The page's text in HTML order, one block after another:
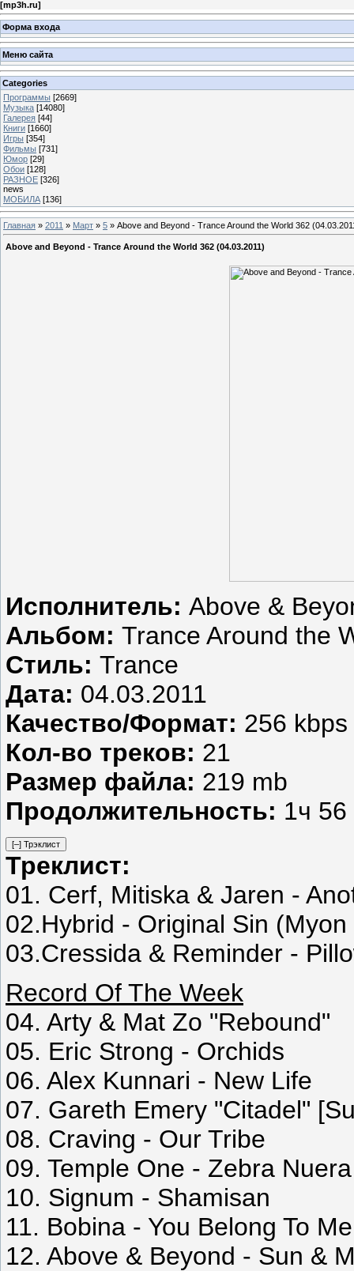
[mp3h.ru]
Форма входа
Меню сайта
Categories
Программы [2669]
Музыка [14080]
Галерея [44]
Книги [1660]
Игры [354]
Фильмы [731]
Юмор [29]
Обои [128]
РАЗНОЕ [326]
news
МОБИЛА [136]
Главная » 2011 » Март » 5 » Above and Beyond - Trance Around the World 362
Above and Beyond - Trance Around the World 362 (04.03.2011)
Исполнитель: Above &
Альбом: Trance Around the
Стиль: Trance
Дата: 04.03.2011
Качество/Формат: 256
Кол-во треков: 21
Размер файла: 219 mb
Продолжительность: 1ч
Треклист:
01. Cerf, Mitiska & Jaren -
02.Hybrid - Original Sin
03.Cressida & Reminder -
Record Of The Week
04. Arty & Mat Zo "Rebound"
05. Eric Strong - Orchids
06. Alex Kunnari - New Life
07. Gareth Emery "Citadel"
08. Craving - Our Tribe
09. Temple One - Zebra
10. Signum - Shamisan
11. Bobina - You Belong To
12. Above & Beyond - Sun &